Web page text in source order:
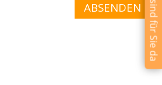
Wir sind für Sie da